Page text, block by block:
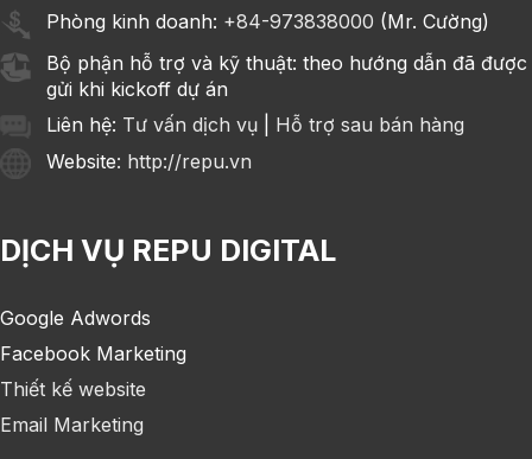
Phòng kinh doanh: +84-973838000 (Mr. Cường)
Bộ phận hỗ trợ và kỹ thuật: theo hướng dẫn đã được
gửi khi kickoff dự án
Liên hệ: Tư vấn dịch vụ
Hỗ trợ sau bán hàng
Website: http://repu.vn
DỊCH VỤ REPU DIGITAL
Google Adwords
Facebook Marketing
Thiết kế website
Email Marketing